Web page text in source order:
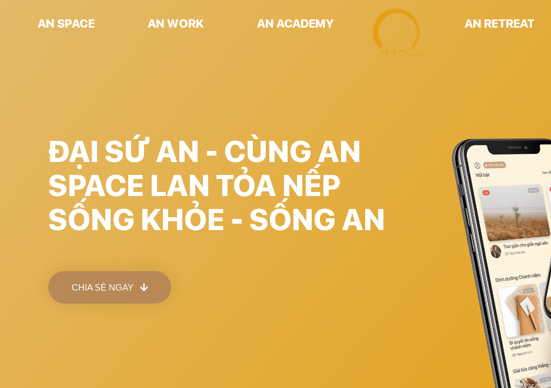
AN SPACE AN WORK AN ACADEMY AN RETREAT
ĐẠI SỨ AN - CÙNG AN
SPACE LAN TỎA NẾP
SỐNG KHỎE - SỐNG AN
CHIA SÈ NGAY